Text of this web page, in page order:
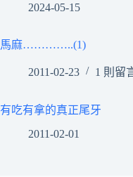
2024-05-15
馬麻…………..(1)
2011-02-23 1 則留
有吃有拿的真正尾牙
2011-02-01